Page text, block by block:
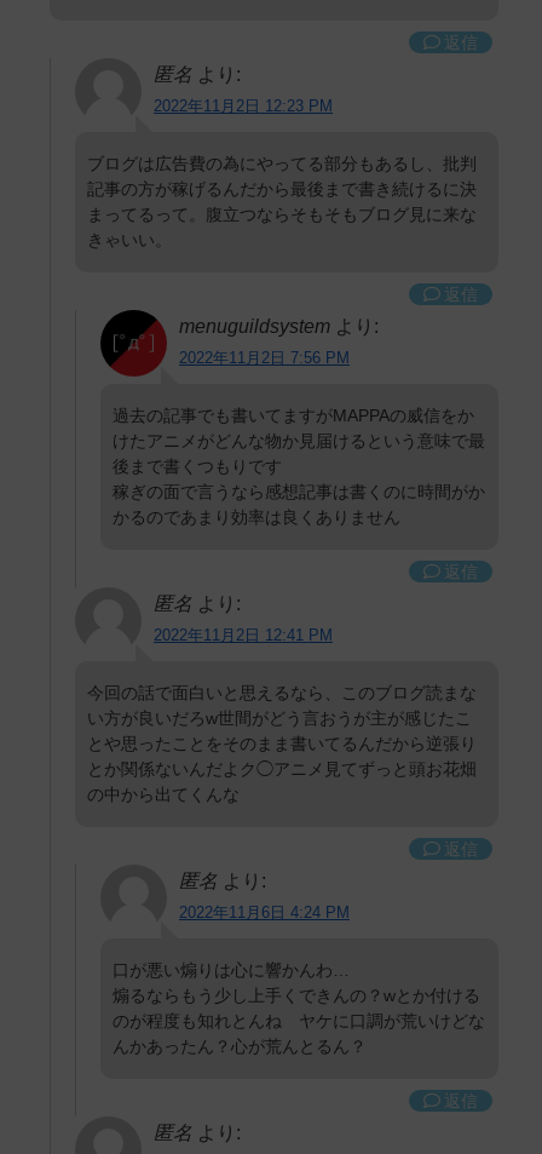
返信
匿名 より:
2022年11月2日 12:23 PM
ブログは広告費の為にやってる部分もあるし、批判
記事の方が稼げるんだから最後まで書き続けるに決
まってるって。腹立つならそもそもブログ見に来な
きゃいい。
返信
menuguildsystem より:
2022年11月2日 7:56 PM
過去の記事でも書いてますがMAPPAの威信をか
けたアニメがどんな物か見届けるという意味で最
後まで書くつもりです
稼ぎの面で言うなら感想記事は書くのに時間がか
かるのであまり効率は良くありません
返信
匿名 より:
2022年11月2日 12:41 PM
今回の話で面白いと思えるなら、このブログ読まな
い方が良いだろw世間がどう言おうが主が感じたこ
とや思ったことをそのまま書いてるんだから逆張り
とか関係ないんだよク◯アニメ見てずっと頭お花畑
の中から出てくんな
返信
匿名 より:
2022年11月6日 4:24 PM
口が悪い煽りは心に響かんわ…
煽るならもう少し上手くできんの？wとか付ける
のが程度も知れとんね ヤケに口調が荒いけどな
んかあったん？心が荒んとるん？
返信
匿名 より: